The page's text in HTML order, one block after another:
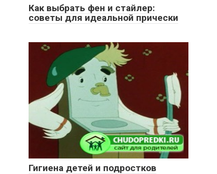
Как выбрать фен и стайлер:
советы для идеальной прически
Гигиена детей и подростков